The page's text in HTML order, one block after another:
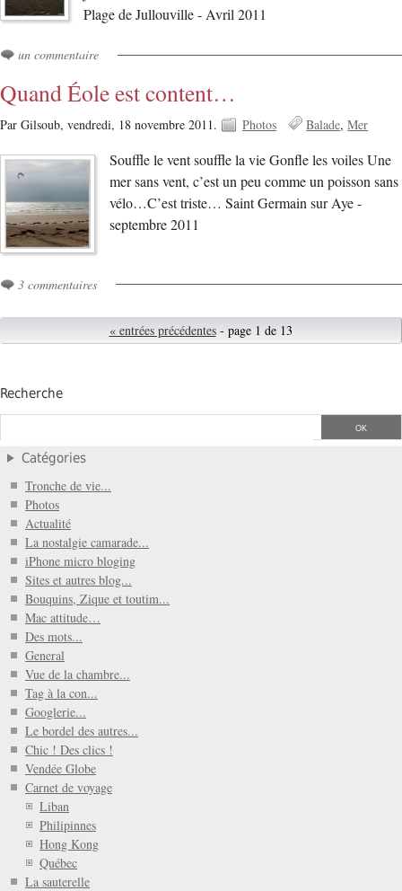
Plage de Jullouville - Avril 2011
un commentaire
Quand Éole est content…
Par Gilsoub, vendredi, 18 novembre 2011. Photos Balade Mer
Souffle le vent souffle la vie Gonfle les voiles Une
mer sans vent, c’est un peu comme un poisson sans
vélo…C’est triste… Saint Germain sur Aye -
septembre 2011
3 commentaires
« entrées précédentes- page 1 de 13
Recherche
Catégories
Tronche de vie...
Photos
Actualité
La nostalgie camarade...
iPhone micro bloging
Sites et autres blog...
Bouquins, Zique et toutim...
Mac attitude…
Des mots...
General
Vue de la chambre...
Tag à la con...
Googlerie...
Le bordel des autres...
Chic ! Des clics !
Vendée Globe
Carnet de voyage
Liban
Philipinnes
Hong Kong
Québec
La sauterelle